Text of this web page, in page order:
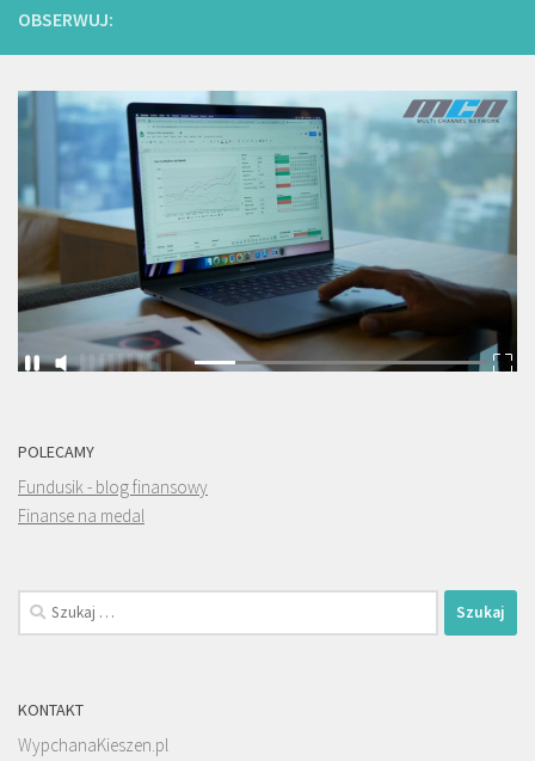
OBSERWUJ:
POLECAMY
Fundusik - blog finansowy
Finanse na medal
Szukaj:
KONTAKT
WypchanaKieszen.pl